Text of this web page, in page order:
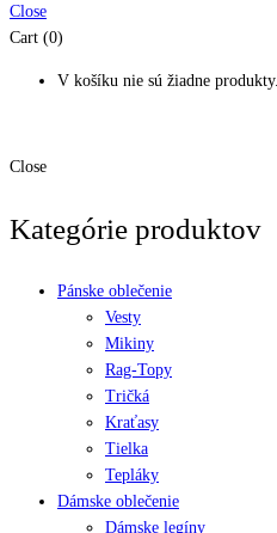
Close
Cart (0)
V košíku nie sú žiadne produkty.
Close
Kategórie produktov
Pánske oblečenie
Vesty
Mikiny
Rag-Topy
Tričká
Kraťasy
Tielka
Tepláky
Dámske oblečenie
Dámske legíny